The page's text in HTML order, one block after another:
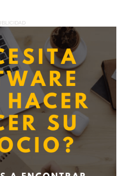
información de otros Productos /
al solicitado
NO
aceptas nuestra
datos personales.